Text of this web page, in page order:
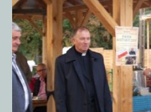
Piknik Historyczny